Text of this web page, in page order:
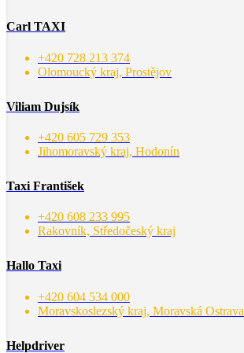
Carl TAXI
+420 728 213 374
Olomoucký kraj, Prostějov
Viliam Dujsík
+420 605 729 353
Jihomoravský kraj, Hodonín
Taxi František
+420 608 233 995
Rakovník, Středočeský kraj
Hallo Taxi
+420 604 534 000
Moravskoslezský kraj, Moravská Ostrava
Helpdriver